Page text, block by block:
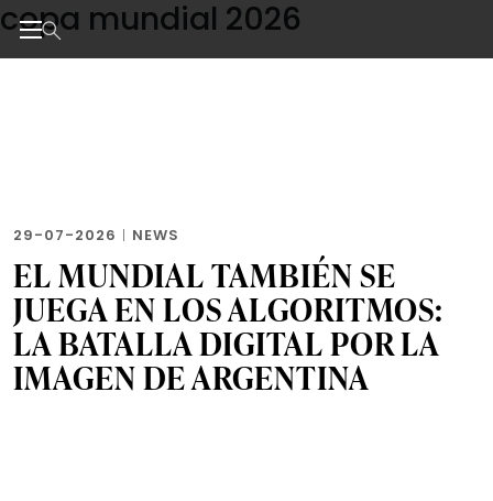
Skip
to
the
copa mundial 2026
29-07-2026 | NEWS
EL MUNDIAL TAMBIÉN SE
JUEGA EN LOS ALGORITMOS:
LA BATALLA DIGITAL POR LA
IMAGEN DE ARGENTINA